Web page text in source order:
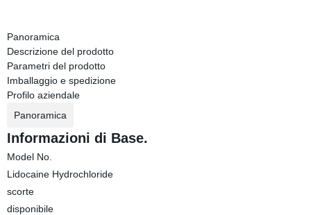
Panoramica
Descrizione del prodotto
Parametri del prodotto
Imballaggio e spedizione
Profilo aziendale
Panoramica
Informazioni di Base.
Model No.
Lidocaine Hydrochloride
scorte
disponibile